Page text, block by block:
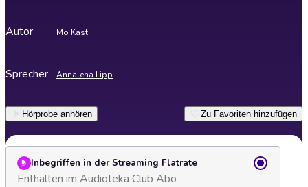
Autor Mo Kast
Sprecher Annalena Lipp
Hörprobe anhören Zu Favoriten hinzufügen
Inbegriffen in der Streaming Flatrate
Enthalten im Audioteka Club Abo